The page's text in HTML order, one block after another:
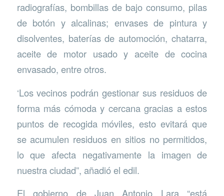
⁠radiografías, ⁠bombillas de bajo consumo, ⁠pilas
de botón y alcalinas; ⁠envases de pintura y
disolventes, ⁠baterías de automoción, ⁠chatarra,
⁠aceite de motor usado y ⁠aceite de cocina
envasado, entre otros.
‘Los vecinos podrán gestionar sus residuos de
forma más cómoda y cercana gracias a estos
puntos de recogida móviles, esto evitará que
se acumulen residuos en sitios no permitidos,
lo que afecta negativamente la imagen de
nuestra ciudad”, añadió el edil.
El gobierno de Juan Antonio Lara “está